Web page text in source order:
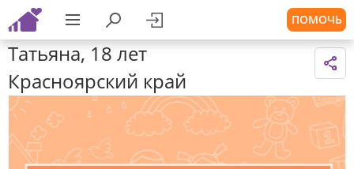
ПОМОЧЬ
Татьяна, 18 лет
Красноярский край